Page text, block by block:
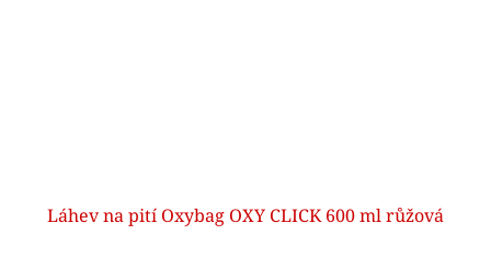
Láhev na pití Oxybag OXY CLICK 600 ml růžová